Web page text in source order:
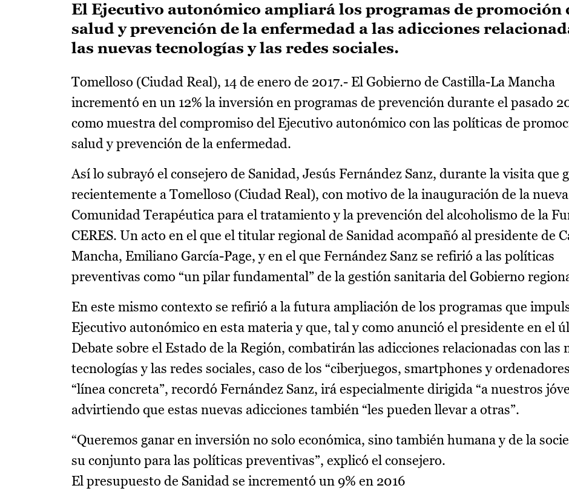
El Ejecutivo autonómico ampliará los programas de promoción
salud y prevención de la enfermedad a las adicciones
las nuevas tecnologías y las redes sociales.
Tomelloso (Ciudad Real), 14 de enero de 2017.- El Gobierno de Castilla-La Mancha
incrementó en un 12% la inversión en programas de prevención durante el pasado
como muestra del compromiso del Ejecutivo autonómico con las políticas de
salud y prevención de la enfermedad.
Así lo subrayó el consejero de Sanidad, Jesús Fernández Sanz, durante la visita que
recientemente a Tomelloso (Ciudad Real), con motivo de la inauguración de la nueva
Comunidad Terapéutica para el tratamiento y la prevención del alcoholismo de la
CERES. Un acto en el que el titular regional de Sanidad acompañó al presidente de
Mancha, Emiliano García-Page, y en el que Fernández Sanz se refirió a las políticas
preventivas como “un pilar fundamental” de la gestión sanitaria del Gobierno
En este mismo contexto se refirió a la futura ampliación de los programas que
Ejecutivo autonómico en esta materia y que, tal y como anunció el presidente en el
Debate sobre el Estado de la Región, combatirán las adicciones relacionadas con las
tecnologías y las redes sociales, caso de los “ciberjuegos, smartphones y
“línea concreta”, recordó Fernández Sanz, irá especialmente dirigida “a nuestros
advirtiendo que estas nuevas adicciones también “les pueden llevar a otras”.
“Queremos ganar en inversión no solo económica, sino también humana y de la
su conjunto para las políticas preventivas”, explicó el consejero.
El presupuesto de Sanidad se incrementó un 9% en 2016